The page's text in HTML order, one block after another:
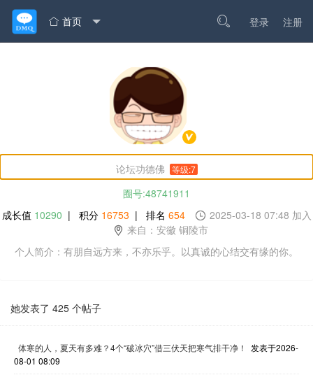
 首页  登录 注册
论坛功德佛 等级:7
圈号:48741911
成长值 10290 | 积分 16753 | 排名 654
2025-03-18 07:48 加入
来自：安徽 铜陵市
个人简介：有朋自远方来，不亦乐乎。以真诚的心结交有缘的你。
她发表了 425 个帖子
体寒的人，夏天有多难？4个“破冰穴”借三伏天把寒气排干净！
发表于2026-
08-01 08:09